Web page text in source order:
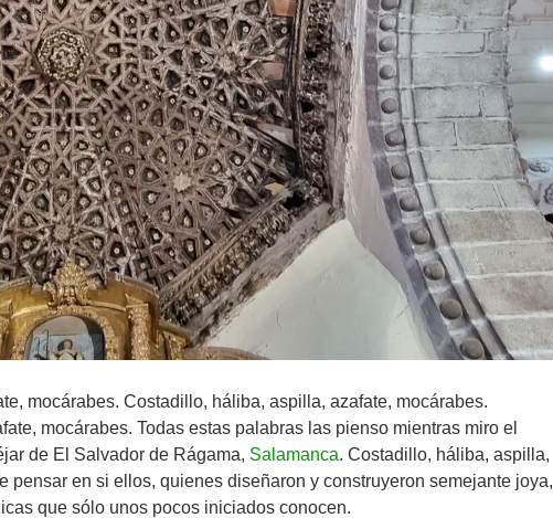
mocárabes. Costadillo, háliba, aspilla, azafate, mocárabes.
mocárabes. Todas estas palabras las pienso mientras miro el
de El Salvador de Rágama, Salamanca. Costadillo, háliba, aspilla,
pensar en si ellos, quienes diseñaron y construyeron semejante joya,
que sólo unos pocos iniciados conocen.